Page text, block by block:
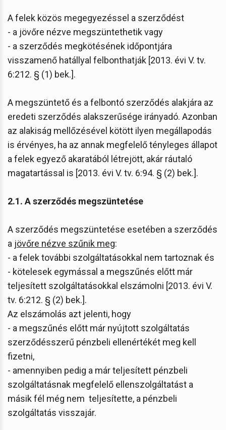
A felek közös megegyezéssel a szerződést
- a jövőre nézve megszüntethetik vagy
- a szerződés megkötésének időpontjára
visszamenő hatállyal felbonthatják [2013. évi V. tv.
6:212. § (1) bek.].
A megszüntető és a felbontó szerződés alakjára az
eredeti szerződés alakszerűsége irányadó. Azonban
az alakiság mellőzésével kötött ilyen megállapodás
is érvényes, ha az annak megfelelő tényleges állapot
a felek egyező akaratából létrejött, akár ráutaló
magatartással is [2013. évi V. tv. 6:94. § (2) bek.].
2.1. A szerződés megszüntetése
A szerződés megszüntetése esetében a szerződés
a jövőre nézve szűnik meg:
- a felek további szolgáltatásokkal nem tartoznak és
- kötelesek egymással a megszűnés előtt már
teljesített szolgáltatásokkal elszámolni [2013. évi V.
tv. 6:212. § (2) bek.].
Az elszámolás azt jelenti, hogy
- a megszűnés előtt már nyújtott szolgáltatás
szerződésszerű pénzbeli ellenértékét meg kell
fizetni,
- amennyiben pedig a már teljesített pénzbeli
szolgáltatásnak megfelelő ellenszolgáltatást a
másik fél még nem teljesítette, a pénzbeli
szolgáltatás visszajár.